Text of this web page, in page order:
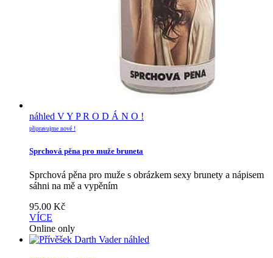
náhled V Y P R O D Á N O !
připravujme nové !
Sprchová pěna pro muže bruneta
Sprchová pěna pro muže s obrázkem sexy brunety a nápisem
sáhni na mě a vypěním
95.00 Kč
VÍCE
Online only
náhled